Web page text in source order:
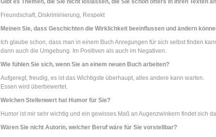
Gibt es Themen, die Sie nicht loslassen, die Sie schon öfters in Ihren Texten
Freundschaft, Diskriminierung, Respekt
Meinen Sie, dass Geschichten die Wirklichkeit beeinflussen und ändern
Ich glaube schon, dass man in einem Buch Anregungen für sich selbst finden
dann auch die Umgebung. Im Positiven als auch im Negativen.
Wie fühlen Sie sich, wenn Sie an einem neuen Buch arbeiten?
Aufgeregt, freudig, es ist das Wichtigste überhaupt, alles andere kann warten.
Essen wird überbewertet.
Welchen Stellenwert hat Humor für Sie?
Humor ist mir sehr wichtig und ein gewisses Maß an Augenzwinkern findet sich
Wären Sie nicht Autorin, welcher Beruf wäre für Sie vorstellbar?